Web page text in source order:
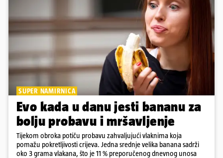
SUPER NAMIRNICA
Evo kada u danu jesti bananu za
bolju probavu i mršavljenje
Tijekom obroka potiču probavu zahvaljujući vlaknima koja
pomažu pokretljivosti crijeva. Jedna srednje velika banana sadrži
oko 3 grama vlakana, što je 11 % preporučenog dnevnog unosa